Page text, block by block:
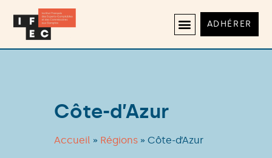
ADHÉRER
Côte-d’Azur
Accueil » Régions » Côte-d’Azur